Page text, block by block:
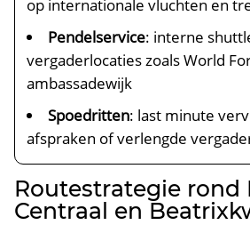
op internationale vluchten en
Pendelservice: interne
vergaderlocaties zoals World
ambassadewijk
Spoedritten: last minute
afspraken of verlengde
Routestrategie rond
Centraal en